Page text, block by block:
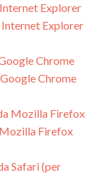
Explorer
Internet Explorer
Chrome
Chrome
Mozilla Firefox
Firefox
Safari (per